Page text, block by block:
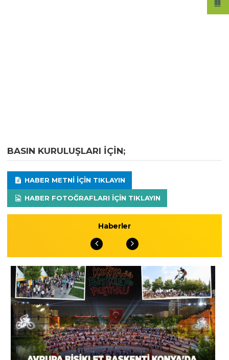
BASIN KURULUŞLARI IÇIN;
HABER METNI IÇIN TIKLAYIN
HABER FOTOĞRAFLARI IÇIN TIKLAYIN
Haberler